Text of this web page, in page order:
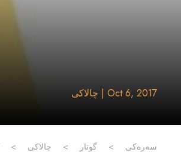
Oct 6, 2017 | چالاکی
سەرەکی > گوتار > چالاکی >